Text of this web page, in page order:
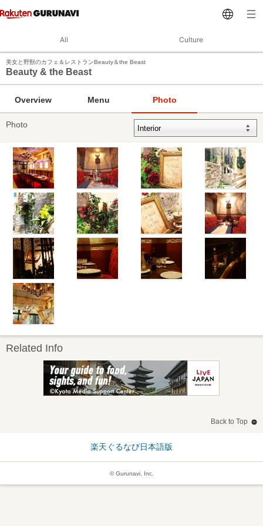
All Culture
美女と野獣のカフェ＆レストランBeauty＆the Beast
Beauty & the Beast
Overview Menu Photo
Photo
Related Info
Back to Top
楽天ぐるなび日本語版
© Gurunavi, Inc.